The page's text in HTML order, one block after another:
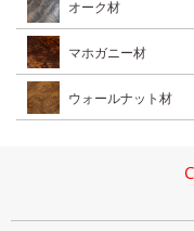
オーク材
マホガニー材
ウォールナット材